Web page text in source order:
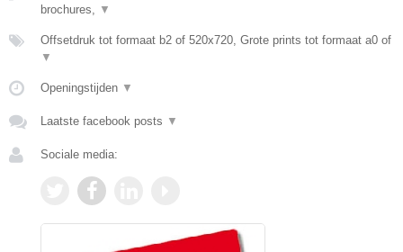
brochures, ▼
Offsetdruk tot formaat b2 of 520x720, Grote prints tot formaat a0 of
▼
Openingstijden ▼
Laatste facebook posts ▼
Sociale media: